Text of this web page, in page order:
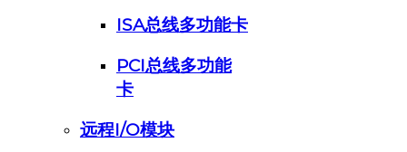
ISA总线多功能卡
PCI总线多功能
卡
远程I/O模块